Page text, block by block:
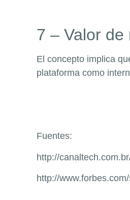
7 – Valor de
El concepto implica
plataforma como
Fuentes:
http://
http://